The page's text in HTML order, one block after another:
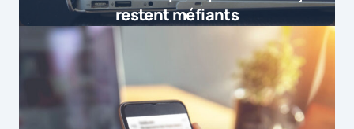
restent méfiants